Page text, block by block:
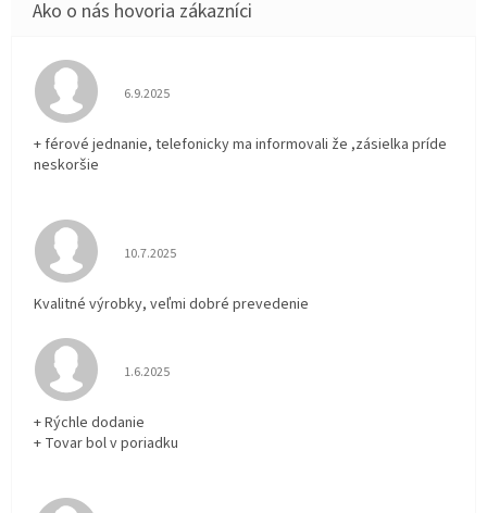
Hodnotenie obchodu je 5 z 5 hviezdičiek.
6.9.2025
+ férové jednanie, telefonicky ma informovali že ,zásielka príde
neskoršie
Hodnotenie obchodu je 5 z 5 hviezdičiek.
10.7.2025
Kvalitné výrobky, veľmi dobré prevedenie
Hodnotenie obchodu je 5 z 5 hviezdičiek.
1.6.2025
+ Rýchle dodanie
+ Tovar bol v poriadku